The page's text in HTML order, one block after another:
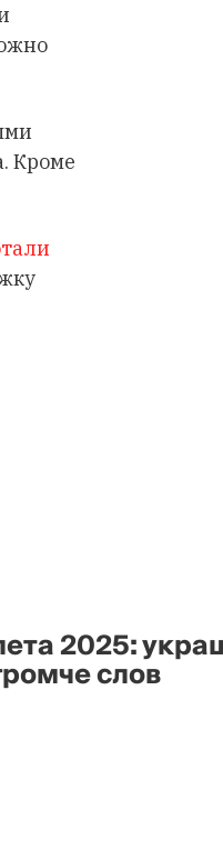
Кроме
2025:
слов